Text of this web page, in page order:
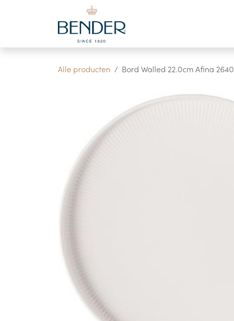
Overslaan naar inhoud
Alle producten Bord Walled 22.0cm Afina 2640